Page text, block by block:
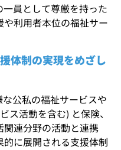
員として尊厳を持った
利用者本位の福祉サー
体制の実現をめざし
公私の福祉サービスや
ス活動を含む) と保険、
連分野の活動と連携
に展開される支援体制